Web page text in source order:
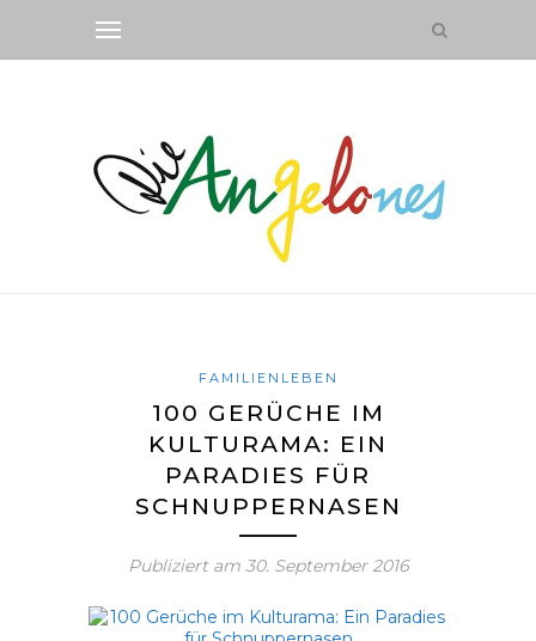
FAMILIENLEBEN
100 GERÜCHE IM
KULTURAMA: EIN
PARADIES FÜR
SCHNUPPERNASEN
Publiziert am 30. September 2016